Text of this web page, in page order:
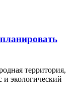
территория,
и экологический